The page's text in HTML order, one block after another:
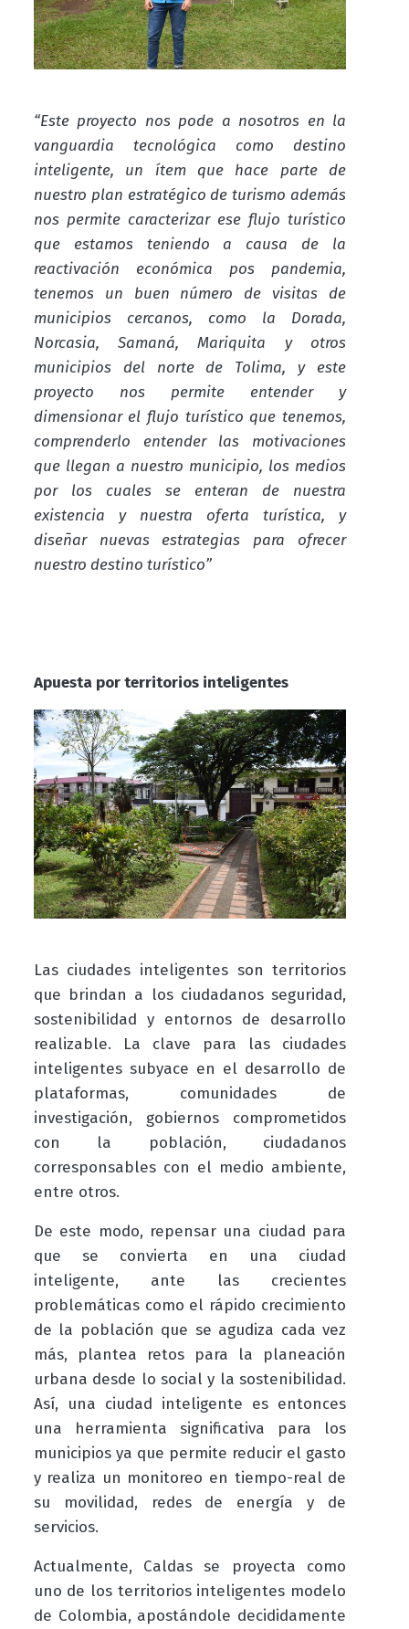
“Este proyecto nos pode a nosotros en la
vanguardia tecnológica como destino
inteligente, un ítem que hace parte de
nuestro plan estratégico de turismo además
nos permite caracterizar ese flujo turístico
que estamos teniendo a causa de la
reactivación económica pos pandemia,
tenemos un buen número de visitas de
municipios cercanos, como la Dorada,
Norcasia, Samaná, Mariquita y otros
municipios del norte de Tolima, y este
proyecto nos permite entender y
dimensionar el flujo turístico que tenemos,
comprenderlo entender las motivaciones
que llegan a nuestro municipio, los medios
por los cuales se enteran de nuestra
existencia y nuestra oferta turística, y
diseñar nuevas estrategias para ofrecer
nuestro destino turístico”
Apuesta por territorios inteligentes
Las ciudades inteligentes son territorios
que brindan a los ciudadanos seguridad,
sostenibilidad y entornos de desarrollo
realizable. La clave para las ciudades
inteligentes subyace en el desarrollo de
plataformas, comunidades de
investigación, gobiernos comprometidos
con la población, ciudadanos
corresponsables con el medio ambiente,
entre otros.
De este modo, repensar una ciudad para
que se convierta en una ciudad
inteligente, ante las crecientes
problemáticas como el rápido crecimiento
de la población que se agudiza cada vez
más, plantea retos para la planeación
urbana desde lo social y la sostenibilidad.
Así, una ciudad inteligente es entonces
una herramienta significativa para los
municipios ya que permite reducir el gasto
y realiza un monitoreo en tiempo-real de
su movilidad, redes de energía y de
servicios.
Actualmente, Caldas se proyecta como
uno de los territorios inteligentes modelo
de Colombia, apostándole decididamente